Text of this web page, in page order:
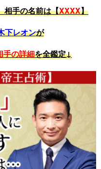
相手の名前は【XXXX】
下レオンが
手の詳細を全鑑定↓